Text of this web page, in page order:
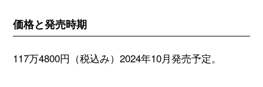
価格と発売時期
117万4800円（税込み）2024年10月発売予定。